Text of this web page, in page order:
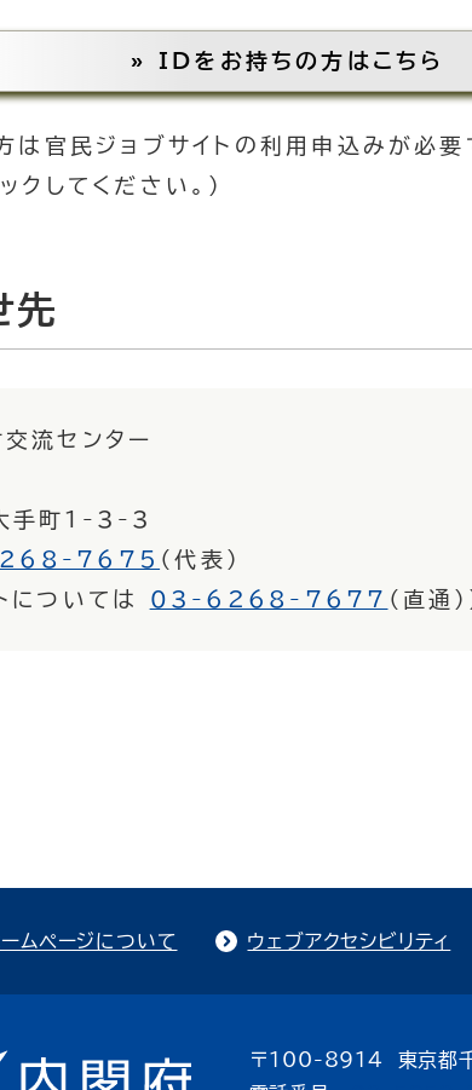
» IDをお持ちの方はこちら
官民ジョブサイトの利用申込みが必要
クしてください。）
先
流センター
手町1-3-3
7675 （代表）
については 03-6268-7677 （直通）
ムページについて ウェブアクセシビリティ
〒100-8914 東京都